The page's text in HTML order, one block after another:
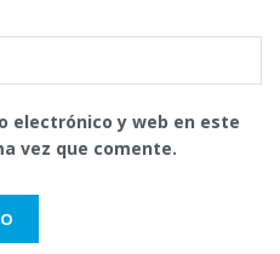
electrónico y web en este
vez que comente.